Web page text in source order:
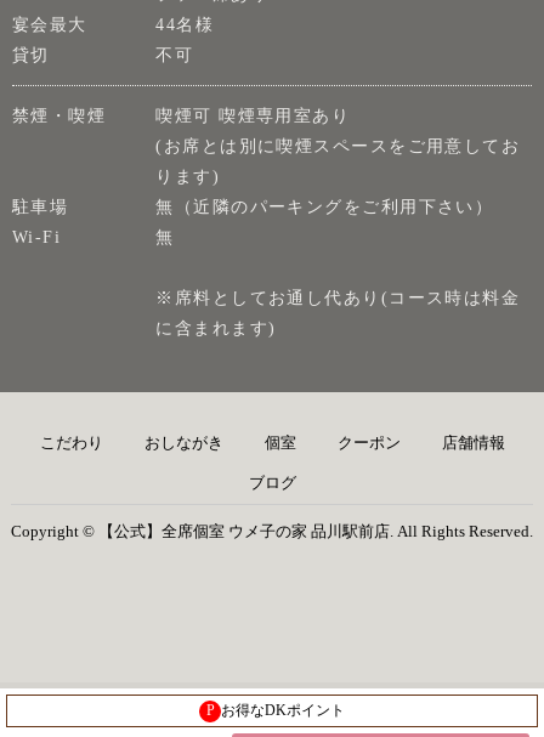
宴会最大
44名様
貸切
不可
禁煙・喫煙
喫煙可 喫煙専用室あり
(お席とは別に喫煙スペースをご用意してお
ります)
駐車場
無（近隣のパーキングをご利用下さい）
Wi-Fi
無
※席料としてお通し代あり(コース時は料金
に含まれます)
こだわり おしながき 個室 クーポン 店舗情報
ブログ
Copyright © 【公式】全席個室 ウメ子の家 品川駅前店. All Rights Reserved.
P お得なDKポイント